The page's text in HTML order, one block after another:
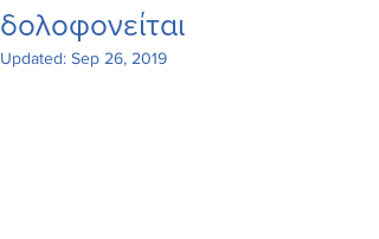
δολοφονείται
Updated: Sep 26, 2019